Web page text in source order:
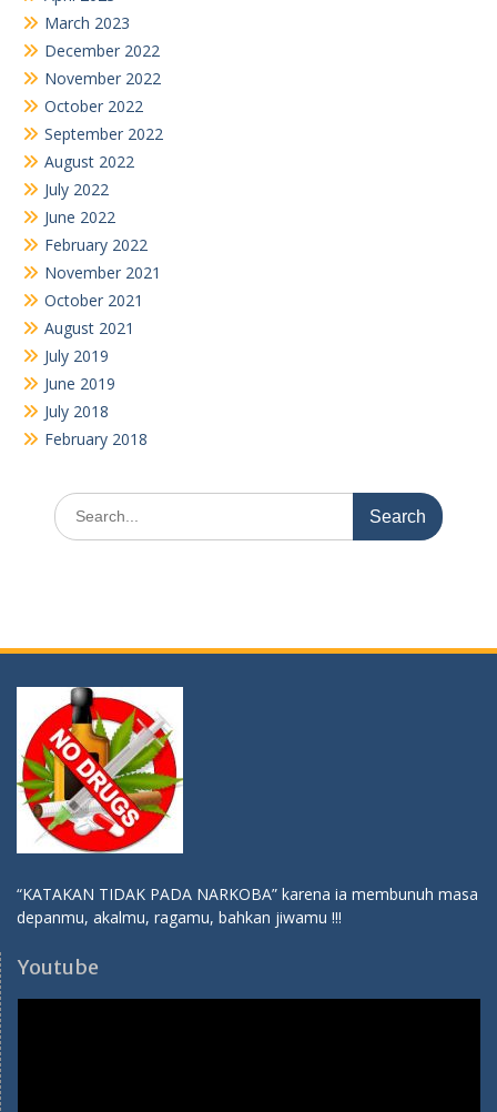
July 2019
June 2019
July 2018
February 2018
Search
for:
Player
00:00 00:26
SPMB 2026-2027
Pendaftaran SPMB SMA Hang Tuah 1 Jakarta TP 2026-2027